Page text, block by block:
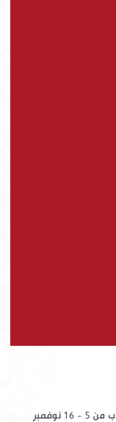
معرض الشارقة الدولي للكتاب من 5 - 16 نوفمبر